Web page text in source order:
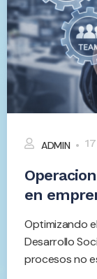
ADMIN
en
Optimizando
Desarrollo
procesos no